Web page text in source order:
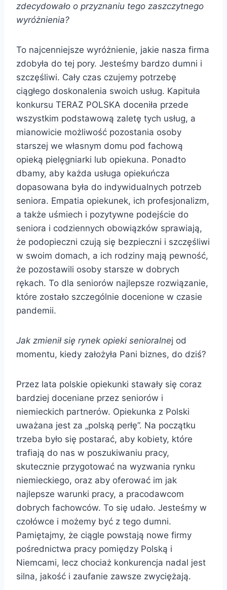
zdecydowało o przyznaniu tego zaszczytnego
wyróżnienia?
To najcenniejsze wyróżnienie, jakie nasza firma
zdobyła do tej pory. Jesteśmy bardzo dumni i
szczęśliwi. Cały czas czujemy potrzebę
ciągłego doskonalenia swoich usług. Kapituła
konkursu TERAZ POLSKA doceniła przede
wszystkim podstawową zaletę tych usług, a
mianowicie możliwość pozostania osoby
starszej we własnym domu pod fachową
opieką pielęgniarki lub opiekuna. Ponadto
dbamy, aby każda usługa opiekuńcza
dopasowana była do indywidualnych potrzeb
seniora. Empatia opiekunek, ich profesjonalizm,
a także uśmiech i pozytywne podejście do
seniora i codziennych obowiązków sprawiają,
że podopieczni czują się bezpieczni i szczęśliwi
w swoim domach, a ich rodziny mają pewność,
że pozostawili osoby starsze w dobrych
rękach. To dla seniorów najlepsze rozwiązanie,
które zostało szczególnie docenione w czasie
pandemii.
Jak zmienił się rynek opieki senioralnej od
momentu, kiedy założyła Pani biznes, do dziś?
Przez lata polskie opiekunki stawały się coraz
bardziej doceniane przez seniorów i
niemieckich partnerów. Opiekunka z Polski
uważana jest za „polską perłę”. Na początku
trzeba było się postarać, aby kobiety, które
trafiają do nas w poszukiwaniu pracy,
skutecznie przygotować na wyzwania rynku
niemieckiego, oraz aby oferować im jak
najlepsze warunki pracy, a pracodawcom
dobrych fachowców. To się udało. Jesteśmy w
czołówce i możemy być z tego dumni.
Pamiętajmy, że ciągle powstają nowe firmy
pośrednictwa pracy pomiędzy Polską i
Niemcami, lecz chociaż konkurencja nadal jest
silna, jakość i zaufanie zawsze zwyciężają.